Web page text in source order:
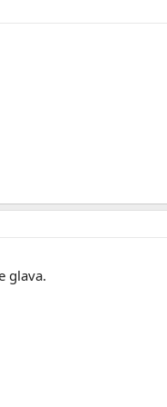
glava.